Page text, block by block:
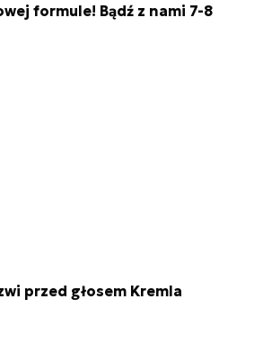
formule! Bądź z nami 7-8
przed głosem Kremla